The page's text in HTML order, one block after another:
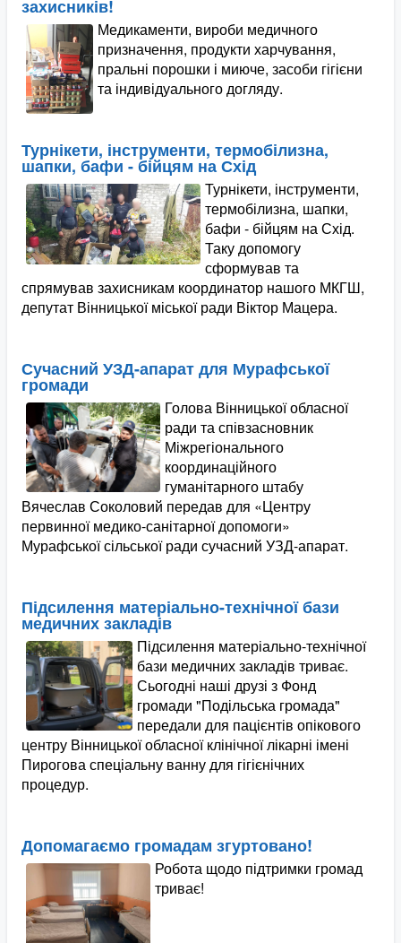
захисників!
Медикаменти, вироби медичного
призначення, продукти харчування,
пральні порошки і миюче, засоби гігієни
та індивідуального догляду.
Турнікети, інструменти, термобілизна,
шапки, бафи - бійцям на Схід
Турнікети, інструменти,
термобілизна, шапки,
бафи - бійцям на Схід.
Таку допомогу
сформував та
спрямував захисникам координатор нашого МКГШ,
депутат Вінницької міської ради Віктор Мацера.
Сучасний УЗД-апарат для Мурафської
громади
Голова Вінницької обласної
ради та співзасновник
Міжрегіонального
координаційного
гуманітарного штабу
Вячеслав Соколовий передав для «Центру
первинної медико-санітарної допомоги»
Мурафської сільської ради сучасний УЗД-апарат.
Підсилення матеріально-технічної бази
медичних закладів
Підсилення матеріально-технічної
бази медичних закладів триває.
Сьогодні наші друзі з Фонд
громади "Подільська громада"
передали для пацієнтів опікового
центру Вінницької обласної клінічної лікарні імені
Пирогова спеціальну ванну для гігієнічних
процедур.
Допомагаємо громадам згуртовано!
Робота щодо підтримки громад
триває!